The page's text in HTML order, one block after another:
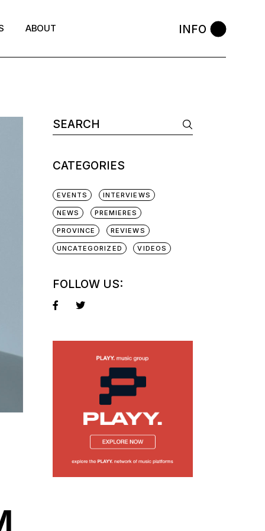
ABOUT INFO
CATEGORIES
EVENTS INTERVIEWS
NEWS PREMIERES
PROVINCE REVIEWS
UNCATEGORIZED VIDEOS
FOLLOW US: